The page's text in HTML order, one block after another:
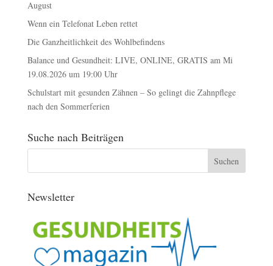
August
Wenn ein Telefonat Leben rettet
Die Ganzheitlichkeit des Wohlbefindens
Balance und Gesundheit: LIVE, ONLINE, GRATIS am Mi
19.08.2026 um 19:00 Uhr
Schulstart mit gesunden Zähnen – So gelingt die Zahnpflege
nach den Sommerferien
Suche nach Beiträgen
Newsletter